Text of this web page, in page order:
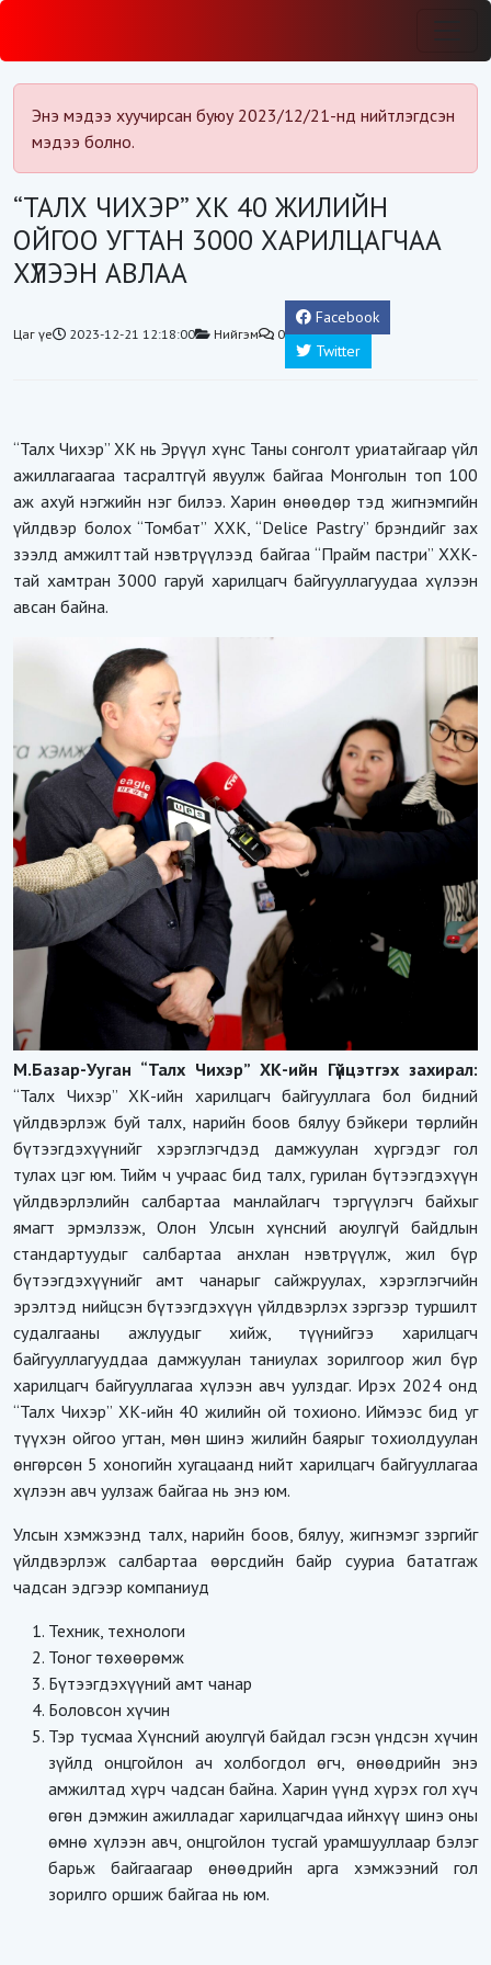
Энэ мэдээ хуучирсан буюу 2023/12/21-нд нийтлэгдсэн
мэдээ болно.
“ТАЛХ ЧИХЭР” ХК 40 ЖИЛИЙН
ОЙГОО УГТАН 3000 ХАРИЛЦАГЧАА
ХҮЛЭЭН АВЛАА
Цаг үе 2023-12-21 12:18:00 Нийгэм 0
Facebook
Twitter
“Талх Чихэр” ХК нь Эрүүл хүнс Таны сонголт уриатайгаар үйл
ажиллагаагаа тасралтгүй явуулж байгаа Монголын топ 100
аж ахуй нэгжийн нэг билээ. Харин өнөөдөр тэд жигнэмгийн
үйлдвэр болох “Томбат” ХХК, “Delice Pastry” брэндийг зах
зээлд амжилттай нэвтрүүлээд байгаа “Прайм пастри” ХХК-
тай хамтран 3000 гаруй харилцагч байгууллагуудаа хүлээн
авсан байна.
М.Базар-Ууган “Талх Чихэр” ХК-ийн Гүйцэтгэх захирал:
“Талх Чихэр” ХК-ийн харилцагч байгууллага бол бидний
үйлдвэрлэж буй талх, нарийн боов бялуу бэйкери төрлийн
бүтээгдэхүүнийг хэрэглэгчдэд дамжуулан хүргэдэг гол
тулах цэг юм. Тийм ч учраас бид талх, гурилан бүтээгдэхүүн
үйлдвэрлэлийн салбартаа манлайлагч тэргүүлэгч байхыг
ямагт эрмэлзэж, Олон Улсын хүнсний аюулгүй байдлын
стандартуудыг салбартаа анхлан нэвтрүүлж, жил бүр
бүтээгдэхүүнийг амт чанарыг сайжруулах, хэрэглэгчийн
эрэлтэд нийцсэн бүтээгдэхүүн үйлдвэрлэх зэргээр туршилт
судалгааны ажлуудыг хийж, түүнийгээ харилцагч
байгууллагууддаа дамжуулан таниулах зорилгоор жил бүр
харилцагч байгууллагаа хүлээн авч уулздаг. Ирэх 2024 онд
“Талх Чихэр” ХК-ийн 40 жилийн ой тохионо. Иймээс бид уг
түүхэн ойгоо угтан, мөн шинэ жилийн баярыг тохиолдуулан
өнгөрсөн 5 хоногийн хугацаанд нийт харилцагч байгууллагаа
хүлээн авч уулзаж байгаа нь энэ юм.
Улсын хэмжээнд талх, нарийн боов, бялуу, жигнэмэг зэргийг
үйлдвэрлэж салбартаа өөрсдийн байр сууриа бататгаж
чадсан эдгээр компаниуд
Техник, технологи
Тоног төхөөрөмж
Бүтээгдэхүүний амт чанар
Боловсон хүчин
Тэр тусмаа Хүнсний аюулгүй байдал гэсэн үндсэн хүчин
зүйлд онцгойлон ач холбогдол өгч, өнөөдрийн энэ
амжилтад хүрч чадсан байна. Харин үүнд хүрэх гол хүч
өгөн дэмжин ажилладаг харилцагчдаа ийнхүү шинэ оны
өмнө хүлээн авч, онцгойлон тусгай урамшууллаар бэлэг
барьж байгаагаар өнөөдрийн арга хэмжээний гол
зорилго оршиж байгаа нь юм.